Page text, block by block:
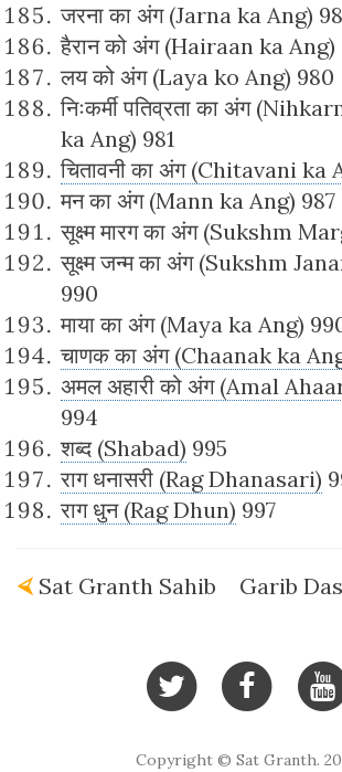
जरना का अंग (Jarna ka Ang)
हैरान को अंग (Hairaan ka
लय को अंग (Laya ko Ang) 980
निःकर्मी पतिव्रता का अंग
ka Ang) 981
चितावनी का अंग (Chitavani ka
मन का अंग (Mann ka Ang) 987
सूक्ष्म मारग का अंग (Sukshm
सूक्ष्म जन्म का अंग (Sukshm
990
माया का अंग (Maya ka Ang)
चाणक का अंग (Chaanak ka
अमल अहारी को अंग (Amal
994
शब्द (Shabad) 995
राग धनासरी (Rag Dhanasari)
राग धुन (Rag Dhun) 997
⮘ Sat Granth Sahib Garib
Copyright © Sat Granth.